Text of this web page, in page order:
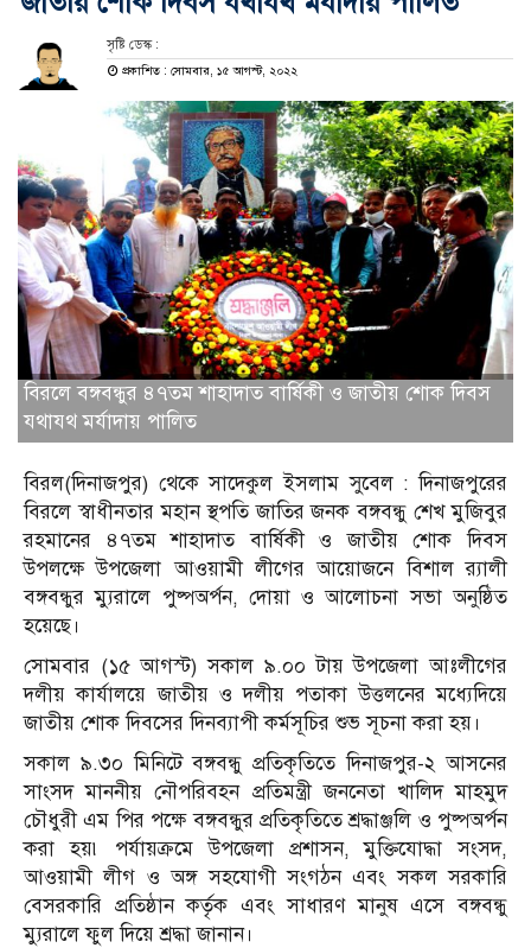
সৃষ্টি ডেস্ক :
প্রকাশিত : সোমবার, ১৫ আগস্ট, ২০২২
বিরলে বঙ্গবন্ধুর ৪৭তম শাহাদাত বার্ষিকী ও জাতীয় শোক দিবস
যথাযথ মর্যাদায় পালিত
বিরল(দিনাজপুর) থেকে সাদেকুল ইসলাম সুবেল : দিনাজপুরের
বিরলে স্বাধীনতার মহান স্থপতি জাতির জনক বঙ্গবন্ধু শেখ মুজিবুর
রহমানের ৪৭তম শাহাদাত বার্ষিকী ও জাতীয় শোক দিবস
উপলক্ষে উপজেলা আওয়ামী লীগের আয়োজনে বিশাল র‌্যালী
বঙ্গবন্ধুর ম্যুরালে পুষ্পঅর্পন, দোয়া ও আলোচনা সভা অনুষ্ঠিত
হয়েছে।
সোমবার (১৫ আগস্ট) সকাল ৯.০০ টায় উপজেলা আঃলীগের
দলীয় কার্যালয়ে জাতীয় ও দলীয় পতাকা উত্তলনের মধ্যেদিয়ে
জাতীয় শোক দিবসের দিনব্যাপী কর্মসূচির শুভ সূচনা করা হয়।
সকাল ৯.৩০ মিনিটে বঙ্গবন্ধু প্রতিকৃতিতে দিনাজপুর-২ আসনের
সাংসদ মাননীয় নৌপরিবহন প্রতিমন্ত্রী জননেতা খালিদ মাহমুদ
চৌধুরী এম পির পক্ষে বঙ্গবন্ধুর প্রতিকৃতিতে শ্রদ্ধাঞ্জলি ও পুষ্পঅর্পন
করা হয়৷ পর্যায়ক্রমে উপজেলা প্রশাসন, মুক্তিযোদ্ধা সংসদ,
আওয়ামী লীগ ও অঙ্গ সহযোগী সংগঠন এবং সকল সরকারি
বেসরকারি প্রতিষ্ঠান কর্তৃক এবং সাধারণ মানুষ এসে বঙ্গবন্ধু
ম্যুরালে ফুল দিয়ে শ্রদ্ধা জানান।